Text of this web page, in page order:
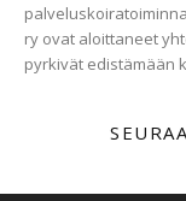
ry ovat aloittaneet
pyrkivät edistämään